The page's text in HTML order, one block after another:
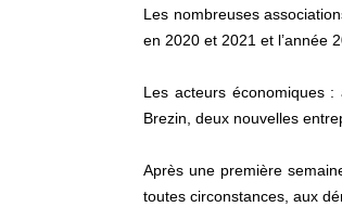
Les nombreuses
en 2020 et 2021 et l’année
Les acteurs économiques
Brezin, deux nouvelles
Après une première
toutes circonstances, aux